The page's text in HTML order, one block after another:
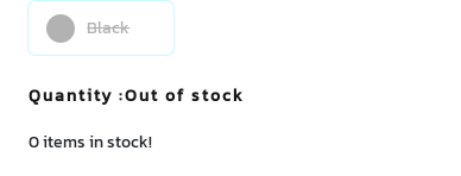
Black
Quantity:Out of stock
0 items in stock!